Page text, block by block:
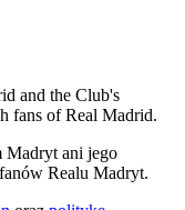
and the Club's
fans of Real Madrid.
Madryt ani jego
Realu Madryt.